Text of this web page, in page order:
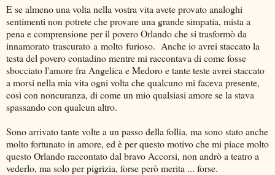
E se almeno una volta nella vostra vita avete provato analoghi
sentimenti non potrete che provare una grande simpatia, mista a
pena e comprensione per il povero Orlando che si trasformò da
innamorato trascurato a molto furioso. Anche io avrei staccato la
testa del povero contadino mentre mi raccontava di come fosse
sbocciato l'amore fra Angelica e Medoro e tante teste avrei staccato
a morsi nella mia vita ogni volta che qualcuno mi faceva presente,
così con noncuranza, di come un mio qualsiasi amore se la stava
spassando con qualcun altro.
Sono arrivato tante volte a un passo della follia, ma sono stato anche
molto fortunato in amore, ed è per questo motivo che mi piace molto
questo Orlando raccontato dal bravo Accorsi, non andrò a teatro a
vederlo, ma solo per pigrizia, forse però merita ... forse.